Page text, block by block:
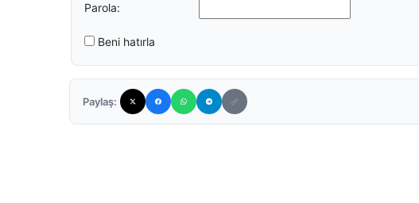
Parola:
Beni hatırla
Paylaş: